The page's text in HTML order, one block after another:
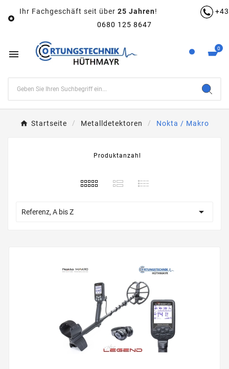

Ihr Fachgeschäft seit über 25 Jahren!
+43
0680 125 8647
 0
Startseite Metalldetektoren Nokta / Makro
Produktanzahl
Referenz, A bis Z 